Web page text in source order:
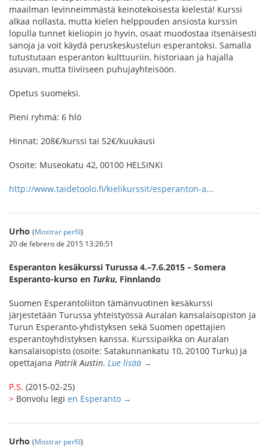
maailman levinneimmästä keinotekoisesta kielestä! Kurssi
alkaa nollasta, mutta kielen helppouden ansiosta kurssin
lopulla tunnet kieliopin jo hyvin, osaat muodostaa itsenäisesti
sanoja ja voit käydä peruskeskustelun esperantoksi. Samalla
tutustutaan esperanton kulttuuriin, historiaan ja hajalla
asuvan, mutta tiiviiseen puhujayhteisöön.
Opetus suomeksi.
Pieni ryhmä: 6 hlö
Hinnat: 208€/kurssi tai 52€/kuukausi
Osoite: Museokatu 42, 00100 HELSINKI
http://www.taidetoolo.fi/kielikurssit/esperanton-a...
Urho (Mostrar perfil)
20 de febrero de 2015 13:26:51
Esperanton kesäkurssi Turussa 4.–7.6.2015 – Somera
Esperanto-kurso en Turku, Finnlando
Suomen Esperantoliiton tämänvuotinen kesäkurssi
järjestetään Turussa yhteistyössä Auralan kansalaisopiston ja
Turun Esperanto-yhdistyksen sekä Suomen opettajien
esperantoyhdistyksen kanssa. Kurssipaikka on Auralan
kansalaisopisto (osoite: Satakunnankatu 10, 20100 Turku) ja
opettajana Patrik Austin. Lue lisää →
P.S. (2015-02-25)
> Bonvolu legi en Esperanto →
Urho (Mostrar perfil)